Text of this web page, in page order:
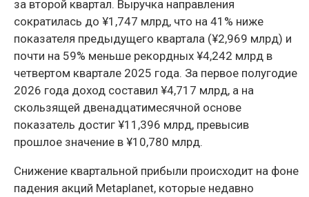
за второй квартал. Выручка направления
сократилась до ¥1,747 млрд, что на 41% ниже
показателя предыдущего квартала (¥2,969 млрд) и
почти на 59% меньше рекордных ¥4,242 млрд в
четвертом квартале 2025 года. За первое полугодие
2026 года доход составил ¥4,717 млрд, а на
скользящей двенадцатимесячной основе
показатель достиг ¥11,396 млрд, превысив
прошлое значение в ¥10,780 млрд.
Снижение квартальной прибыли происходит на фоне
падения акций Metaplanet, которые недавно